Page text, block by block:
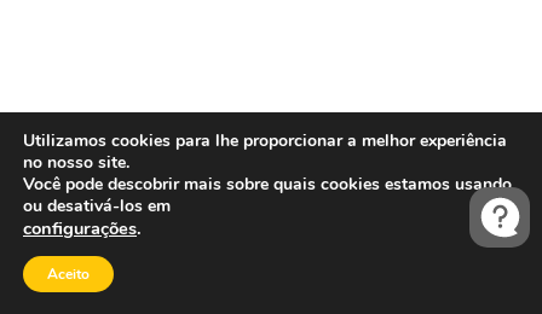
Utilizamos cookies para lhe proporcionar a melhor experiência
no nosso site.
Você pode descobrir mais sobre quais cookies estamos usando
ou desativá-los em
configurações.
Aceito